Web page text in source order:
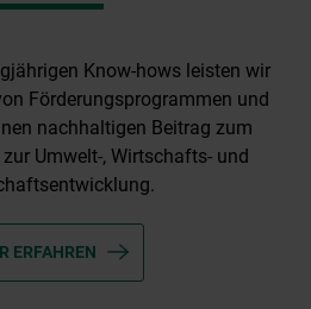
Know-hows leisten wir
Förderungsprogrammen und
nachhaltigen Beitrag zum
Umwelt-, Wirtschafts- und
ERFAHREN